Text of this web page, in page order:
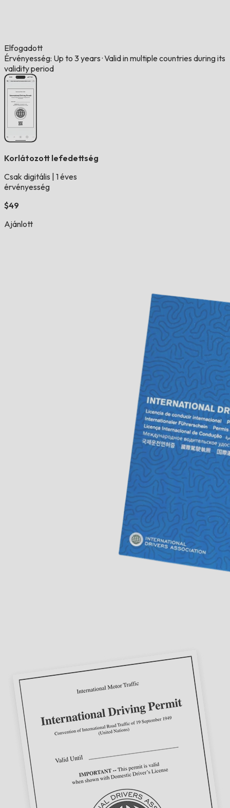
Elfogadott
Érvényesség: Up to 3 years ·Valid in multiple countries during its
validity period
Korlátozott lefedettség
Csak digitális 1 éves
érvényesség
$49
Ajánlott